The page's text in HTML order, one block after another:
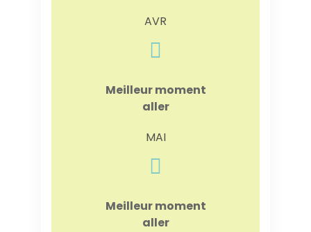
AVR
Meilleur moment
aller
MAI
Meilleur moment
aller